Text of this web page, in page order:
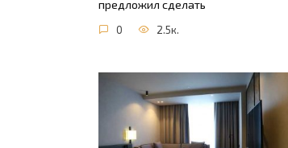
предложил сделать
0 2.5к.